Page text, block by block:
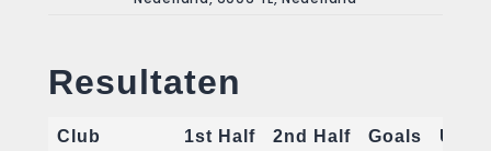
Resultaten
Club 1st Half 2nd Half Goals